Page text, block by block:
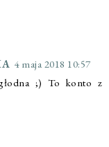
4 maja 2018 10:57
;) To konto z